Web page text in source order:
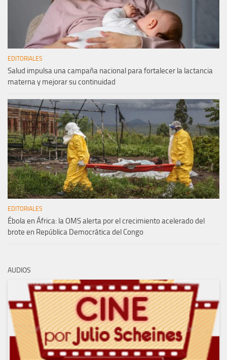
EDITORIALES
Salud impulsa una campaña nacional para fortalecer la lactancia
materna y mejorar su continuidad
EDITORIALES
Ébola en África: la OMS alerta por el crecimiento acelerado del
brote en República Democrática del Congo
AUDIOS